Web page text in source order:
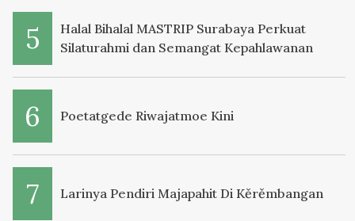
Halal Bihalal MASTRIP Surabaya Perkuat
Silaturahmi dan Semangat Kepahlawanan
Poetatgede Riwajatmoe Kini
Larinya Pendiri Majapahit Di Kěrěmbangan